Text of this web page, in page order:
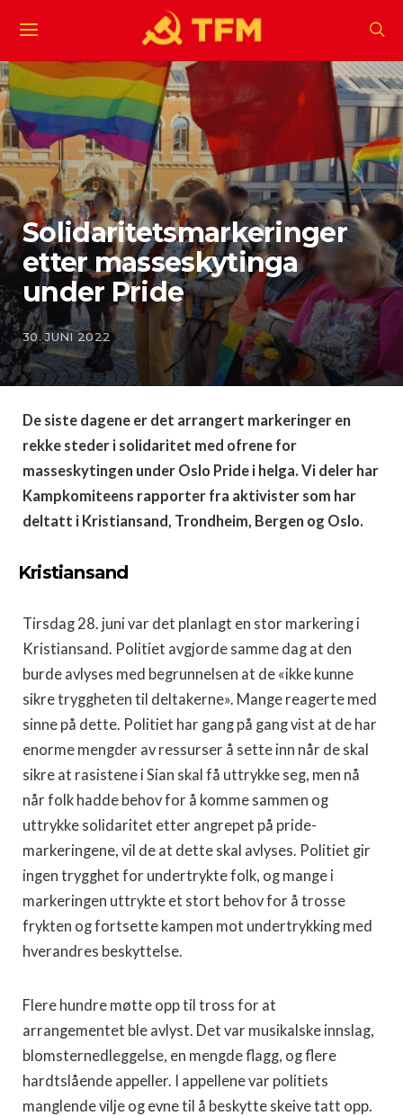
Solidaritetsmarkeringer
etter masseskytinga
under Pride
30. JUNI 2022
De siste dagene er det arrangert markeringer en
rekke steder i solidaritet med ofrene for
masseskytingen under Oslo Pride i helga. Vi deler har
Kampkomiteens rapporter fra aktivister som har
deltatt i Kristiansand, Trondheim, Bergen og Oslo.
Kristiansand
Tirsdag 28. juni var det planlagt en stor markering i
Kristiansand. Politiet avgjorde samme dag at den
burde avlyses med begrunnelsen at de «ikke kunne
sikre tryggheten til deltakerne». Mange reagerte med
sinne på dette. Politiet har gang på gang vist at de har
enorme mengder av ressurser å sette inn når de skal
sikre at rasistene i Sian skal få uttrykke seg, men nå
når folk hadde behov for å komme sammen og
uttrykke solidaritet etter angrepet på pride-
markeringene, vil de at dette skal avlyses. Politiet gir
ingen trygghet for undertrykte folk, og mange i
markeringen uttrykte et stort behov for å trosse
frykten og fortsette kampen mot undertrykking med
hverandres beskyttelse.
Flere hundre møtte opp til tross for at
arrangementet ble avlyst. Det var musikalske innslag,
blomsternedleggelse, en mengde flagg, og flere
hardtslående appeller. I appellene var politiets
manglende vilje og evne til å beskytte skeive tatt opp.